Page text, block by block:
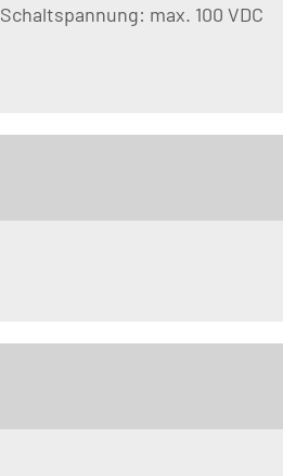
Schaltspannung: max. 100 VDC